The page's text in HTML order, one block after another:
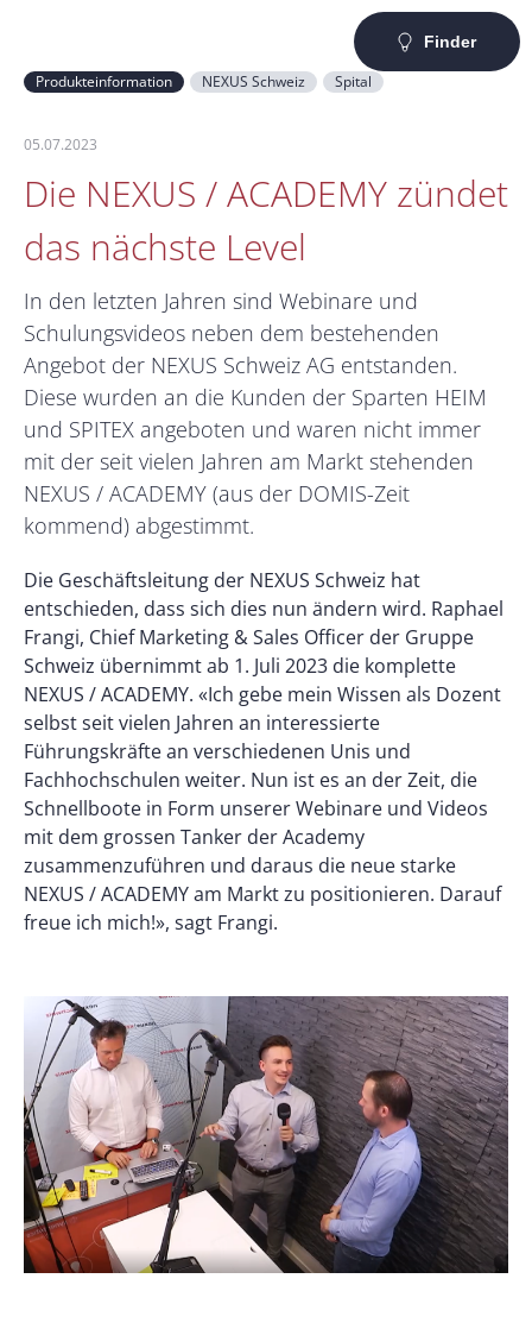
Finder
Produkteinformation NEXUS Schweiz Spital
05.07.2023
Die NEXUS / ACADEMY zündet
das nächste Level
In den letzten Jahren sind Webinare und
Schulungsvideos neben dem bestehenden
Angebot der NEXUS Schweiz AG entstanden.
Diese wurden an die Kunden der Sparten HEIM
und SPITEX angeboten und waren nicht immer
mit der seit vielen Jahren am Markt stehenden
NEXUS / ACADEMY (aus der DOMIS-Zeit
kommend) abgestimmt.
Die Geschäftsleitung der NEXUS Schweiz hat
entschieden, dass sich dies nun ändern wird. Raphael
Frangi, Chief Marketing & Sales Officer der Gruppe
Schweiz übernimmt ab 1. Juli 2023 die komplette
NEXUS / ACADEMY. «Ich gebe mein Wissen als Dozent
selbst seit vielen Jahren an interessierte
Führungskräfte an verschiedenen Unis und
Fachhochschulen weiter. Nun ist es an der Zeit, die
Schnellboote in Form unserer Webinare und Videos
mit dem grossen Tanker der Academy
zusammenzuführen und daraus die neue starke
NEXUS / ACADEMY am Markt zu positionieren. Darauf
freue ich mich!», sagt Frangi.